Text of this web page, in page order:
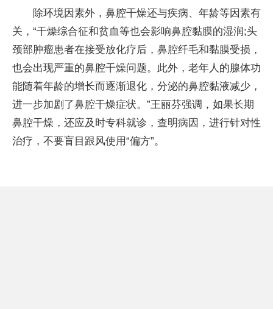
除环境因素外，鼻腔干燥还与疾病、年龄等因素有
关，“干燥综合征和贫血等也会影响鼻腔黏膜的湿润;头
颈部肿瘤患者在接受放化疗后，鼻腔纤毛和黏膜受损，
也会出现严重的鼻腔干燥问题。此外，老年人的腺体功
能随着年龄的增长而逐渐退化，分泌的鼻腔黏液减少，
进一步加剧了鼻腔干燥症状。”王丽芬强调，如果长期
鼻腔干燥，还应及时专科就诊，查明病因，进行针对性
治疗，不要盲目跟风使用“偏方”。